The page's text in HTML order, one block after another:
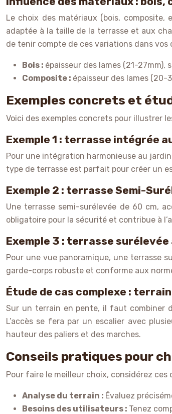
Le choix des matériaux (bois,
adaptée à la taille de la terrasse et aux
de tenir compte de ces variations dans vos
Bois : épaisseur des lames (21-27mm),
Composite : épaisseur des lames (20-
Exemples concrets et
Voici des exemples concrets pour illustrer
Exemple 1 : terrasse intégrée
Pour une intégration harmonieuse au
type de terrasse est parfait pour créer un
Exemple 2 : terrasse Semi-
Une terrasse semi-surélevée de 60 cm,
obligatoire pour la sécurité et contribue à
Exemple 3 : terrasse
Pour une vue panoramique, une terrasse
garde-corps robuste et conforme aux
Étude de cas complexe :
Sur un terrain en pente, il faut combiner
L’accès se fera par un escalier avec
hauteur des paliers et des marches.
Conseils pratiques pour
Pour faire le meilleur choix, considérez ces
Analyse du terrain : Évaluez
Besoins des utilisateurs : Tenez